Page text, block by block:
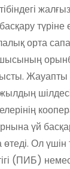
орта
үй
өтеді. Ол
(ПИБ)